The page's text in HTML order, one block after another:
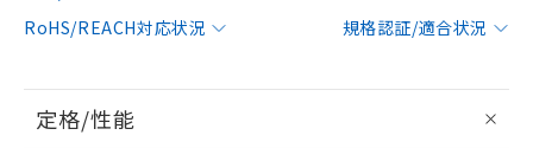
RoHS/REACH対応状況
規格認証/適合状況
定格/性能